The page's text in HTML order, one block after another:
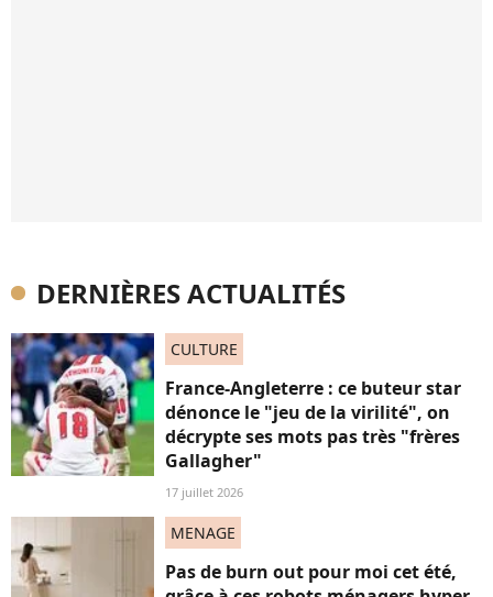
DERNIÈRES ACTUALITÉS
CULTURE
France-Angleterre : ce buteur star
dénonce le "jeu de la virilité", on
décrypte ses mots pas très "frères
Gallagher"
17 juillet 2026
MENAGE
Pas de burn out pour moi cet été,